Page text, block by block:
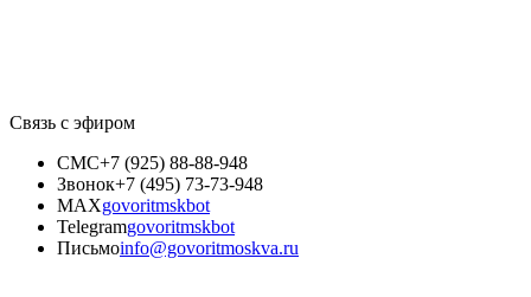
Связь с эфиром
СМС+7 (925) 88-88-948
Звонок+7 (495) 73-73-948
MAXgovoritmskbot
Telegramgovoritmskbot
Письмоinfo@govoritmoskva.ru